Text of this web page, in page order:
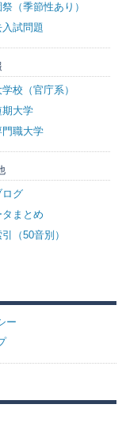
（季節性あり）
試問題
校（官庁系）
期大学
門職大学
ログ
まとめ
（50音別）
ー